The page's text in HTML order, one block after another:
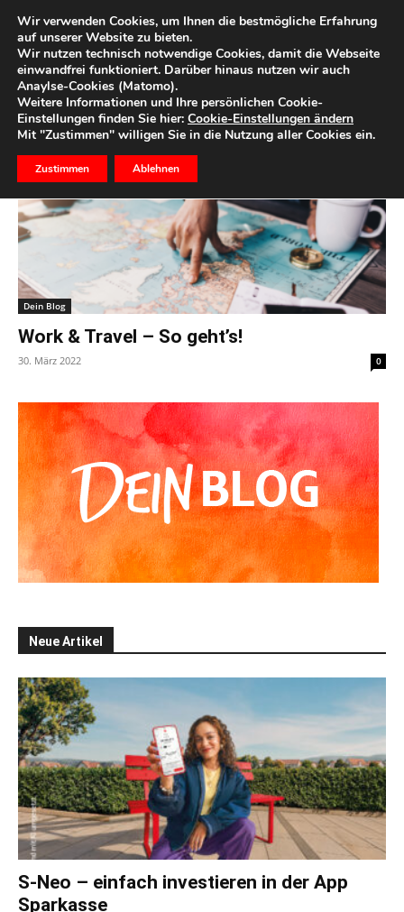
Start Schlagworte Work
Schlagwort: work
Dein Blog
Work & Travel – So geht’s!
30. März 2022 0
Neue Artikel
S-Neo – einfach investieren in der App
Sparkasse
Wir verwenden Cookies, um Ihnen die bestmögliche Erfahrung
auf unserer Website zu bieten.
Wir nutzen technisch notwendige Cookies, damit die Webseite
einwandfrei funktioniert. Darüber hinaus nutzen wir auch
Anaylse-Cookies (Matomo).
Weitere Informationen und Ihre persönlichen Cookie-
Einstellungen finden Sie hier: Cookie-Einstellungen ändern
Mit "Zustimmen" willigen Sie in die Nutzung aller Cookies ein.
Zustimmen Ablehnen